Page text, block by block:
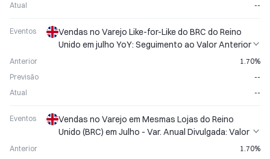
Atual
--
Eventos
Vendas no Varejo Like-for-Like do BRC do Reino
Unido em julho YoY: Seguimento ao Valor Anterior
Anterior
1.70%
Previsão
--
Atual
--
Eventos
Vendas no Varejo em Mesmas Lojas do Reino
Unido (BRC) em Julho - Var. Anual Divulgada: Valor
Anterior
1.70%